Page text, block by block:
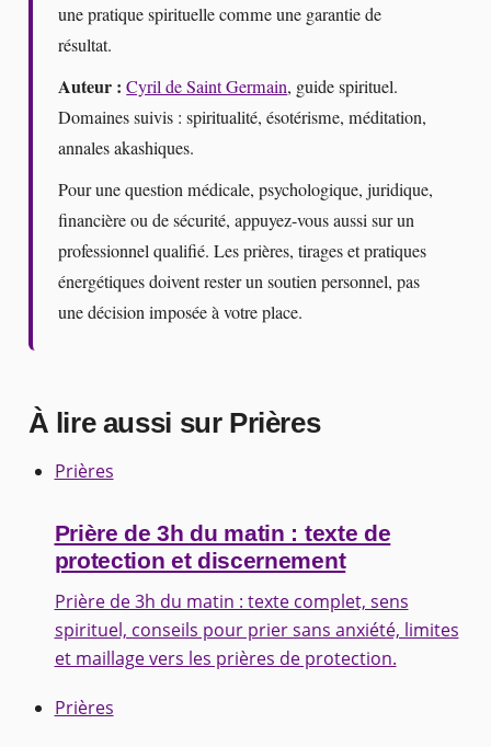
une pratique spirituelle comme une garantie de
résultat.
Auteur : Cyril de Saint Germain, guide spirituel.
Domaines suivis : spiritualité, ésotérisme, méditation,
annales akashiques.
Pour une question médicale, psychologique, juridique,
financière ou de sécurité, appuyez-vous aussi sur un
professionnel qualifié. Les prières, tirages et pratiques
énergétiques doivent rester un soutien personnel, pas
une décision imposée à votre place.
À lire aussi sur Prières
Prières
Prière de 3h du matin : texte de
protection et discernement
Prière de 3h du matin : texte complet, sens
spirituel, conseils pour prier sans anxiété, limites
et maillage vers les prières de protection.
Prières